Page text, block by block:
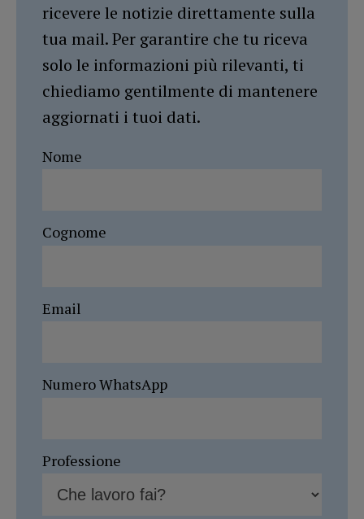
ricevere le notizie direttamente sulla
tua mail. Per garantire che tu riceva
solo le informazioni più rilevanti, ti
chiediamo gentilmente di mantenere
aggiornati i tuoi dati.
Nome
Cognome
Email
Numero WhatsApp
Professione